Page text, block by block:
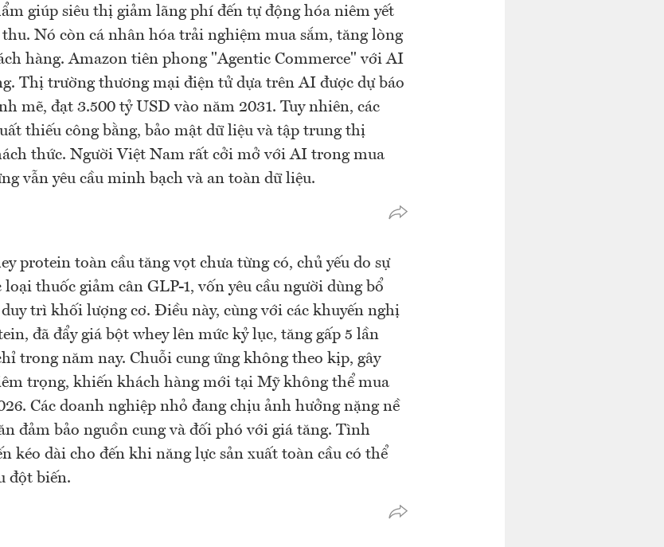
giúp siêu thị giảm lãng phí đến tự động hóa niêm yết
Nó còn cá nhân hóa trải nghiệm mua sắm, tăng lòng
hàng. Amazon tiên phong "Agentic Commerce" với AI
Thị trường thương mại điện tử dựa trên AI được dự báo
mẽ, đạt 3.500 tỷ USD vào năm 2031. Tuy nhiên, các
thiếu công bằng, bảo mật dữ liệu và tập trung thị
thức. Người Việt Nam rất cởi mở với AI trong mua
vẫn yêu cầu minh bạch và an toàn dữ liệu.
protein toàn cầu tăng vọt chưa từng có, chủ yếu do sự
loại thuốc giảm cân GLP-1, vốn yêu cầu người dùng bổ
trì khối lượng cơ. Điều này, cùng với các khuyến nghị
đã đẩy giá bột whey lên mức kỷ lục, tăng gấp 5 lần
trong năm nay. Chuỗi cung ứng không theo kịp, gây
trọng, khiến khách hàng mới tại Mỹ không thể mua
Các doanh nghiệp nhỏ đang chịu ảnh hưởng nặng nề
đảm bảo nguồn cung và đối phó với giá tăng. Tình
kéo dài cho đến khi năng lực sản xuất toàn cầu có thể
đột biến.